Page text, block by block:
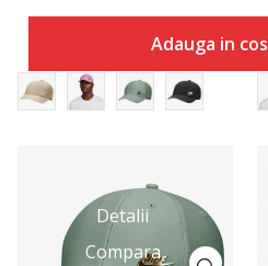
Adauga in cos
Detalii
Compara